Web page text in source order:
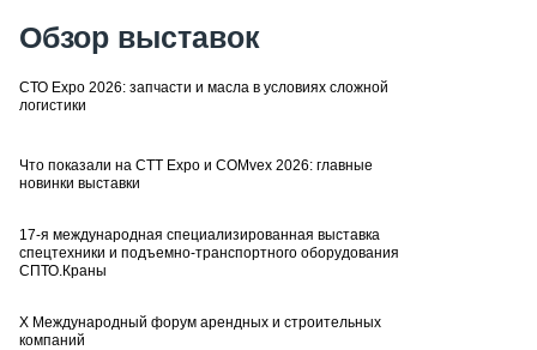
Обзор выставок
СТО Expo 2026: запчасти и масла в условиях сложной
логистики
Что показали на CTT Expo и COMvex 2026: главные
новинки выставки
17-я международная специализированная выставка
спецтехники и подъемно-транспортного оборудования
СПТО.Краны
X Международный форум арендных и строительных
компаний